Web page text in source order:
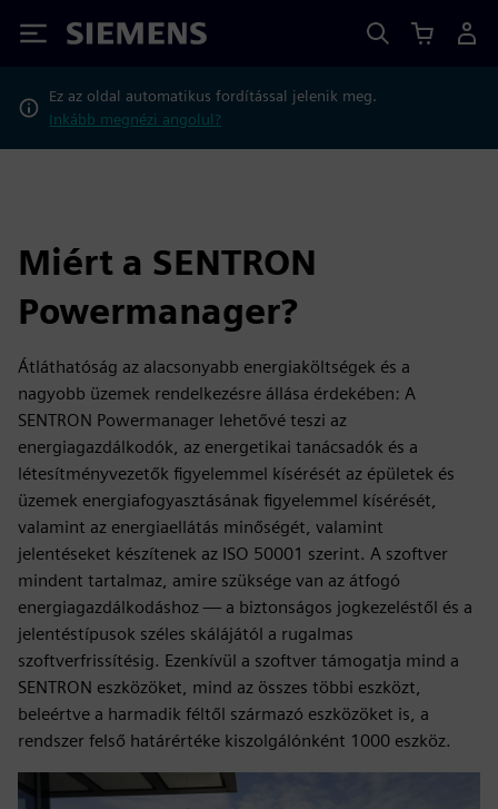
Siemens
Ez az oldal automatikus fordítással jelenik meg.
Inkább megnézi angolul?
Miért a SENTRON
Powermanager?
Átláthatóság az alacsonyabb energiaköltségek és a
nagyobb üzemek rendelkezésre állása érdekében: A
SENTRON Powermanager lehetővé teszi az
energiagazdálkodók, az energetikai tanácsadók és a
létesítményvezetők figyelemmel kísérését az épületek és
üzemek energiafogyasztásának figyelemmel kísérését,
valamint az energiaellátás minőségét, valamint
jelentéseket készítenek az ISO 50001 szerint. A szoftver
mindent tartalmaz, amire szüksége van az átfogó
energiagazdálkodáshoz — a biztonságos jogkezeléstől és a
jelentéstípusok széles skálájától a rugalmas
szoftverfrissítésig. Ezenkívül a szoftver támogatja mind a
SENTRON eszközöket, mind az összes többi eszközt,
beleértve a harmadik féltől származó eszközöket is, a
rendszer felső határértéke kiszolgálónként 1000 eszköz.